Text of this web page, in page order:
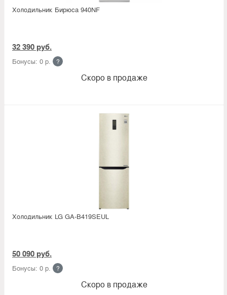
Холодильник Бирюса 940NF
32 390 руб.
Бонусы: 0 р. ?
Скоро в продаже
Холодильник LG GA-B419SEUL
50 090 руб.
Бонусы: 0 р. ?
Скоро в продаже